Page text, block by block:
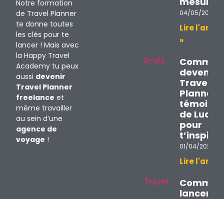
Notre formation
de Travel Planner
te donne toutes
les clés pour te
lancer ! Mais avec
la Happy Travel
Academy tu peux
aussi devenir
Travel Planner
freelance et
même travailler
au sein d’une
agence de
voyage !
04/05/2026
Lire
»
devenir
Travel
Planner
de
pour
01/04/2026
Lire
lancer